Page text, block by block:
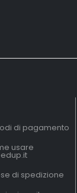
di pagamento
usare
di spedizione